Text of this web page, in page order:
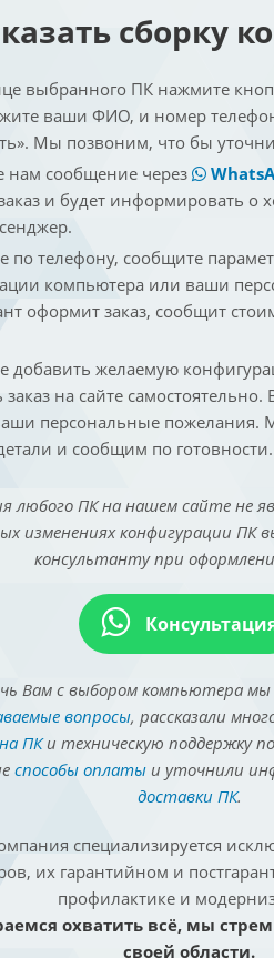
сборку
выбранного ПК нажмите
ваши ФИО, и номер
Мы позвоним, что бы
нам сообщение через
и будет информировать о
по телефону, сообщите
компьютера или ваши
оформит заказ, сообщит
добавить желаемую
на сайте самостоятельно.
персональные пожелания.
и сообщим по готовности.
любого ПК на нашем сайте не
изменениях конфигурации ПК
консультанту при
Вам с выбором компьютера
вопросы, рассказали
ПКи техническую поддержку
способы оплатыи уточнили
доставки ПК.
специализируется
их гарантийном и
профилактике и
охватить всё, мы
своей области.